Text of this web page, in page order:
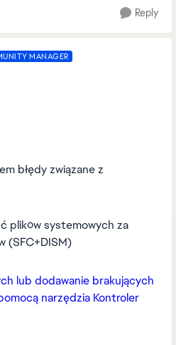
Reply
MANAGER
błędy związane z
plików systemowych za
(SFC+DISM)
lub dodawanie brakujących
narzędzia Kontroler